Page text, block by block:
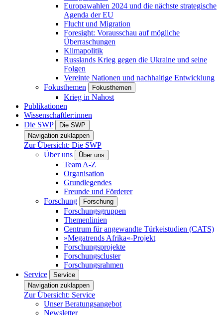
Europawahlen 2024 und die nächste strategische
Agenda der EU
Flucht und Migration
Foresight: Vorausschau auf mögliche
Überraschungen
Klimapolitik
Russlands Krieg gegen die Ukraine und seine
Folgen
Vereinte Nationen und nachhaltige Entwicklung
Fokusthemen
Fokusthemen
Krieg in Nahost
Publikationen
Wissenschaftler:innen
Die SWP
Die SWP
Navigation zuklappen
Zur Übersicht: Die SWP
Über uns
Über uns
Team A-Z
Organisation
Grundlegendes
Freunde und Förderer
Forschung
Forschung
Forschungsgruppen
Themenlinien
Centrum für angewandte Türkeistudien (CATS)
»Megatrends Afrika«-Projekt
Forschungsprojekte
Forschungscluster
Forschungsrahmen
Service
Service
Navigation zuklappen
Zur Übersicht: Service
Unser Beratungsangebot
Newsletter